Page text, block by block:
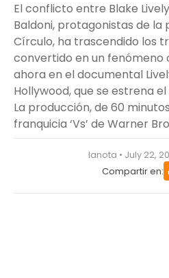
El conflicto entre Blake
Baldoni, protagonistas de la
Círculo, ha trascendido los
convertido en un fenómeno
ahora en el documental
Hollywood, que se estrena el
La producción, de 60
franquicia ‘Vs’ de Warner
lanota • July 22,
Compartir en: